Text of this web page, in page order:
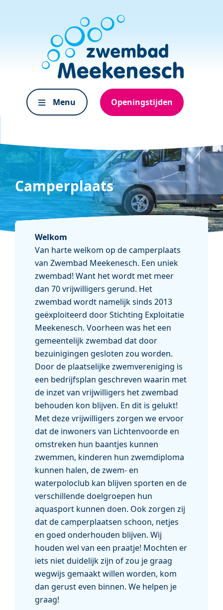
Menu Openingstijden
Camperplaats
Welkom
Van harte welkom op de camperplaats
van Zwembad Meekenesch. Een uniek
zwembad! Want het wordt met meer
dan 70 vrijwilligers gerund. Het
zwembad wordt namelijk sinds 2013
geëxploiteerd door Stichting Exploitatie
Meekenesch. Voorheen was het een
gemeentelijk zwembad dat door
bezuinigingen gesloten zou worden.
Door de plaatselijke zwemvereniging is
een bedrijfsplan geschreven waarin met
de inzet van vrijwilligers het zwembad
behouden kon blijven. En dit is gelukt!
Met deze vrijwilligers zorgen we ervoor
dat de inwoners van Lichtenvoorde en
omstreken hun baantjes kunnen
zwemmen, kinderen hun zwemdiploma
kunnen halen, de zwem- en
waterpoloclub kan blijven sporten en de
verschillende doelgroepen hun
aquasport kunnen doen. Ook zorgen zij
dat de camperplaatsen schoon, netjes
en goed onderhouden blijven. Wij
houden wel van een praatje! Mochten er
iets niet duidelijk zijn of zou je graag
wegwijs gemaakt willen worden, kom
dan gerust even binnen. We helpen je
graag!